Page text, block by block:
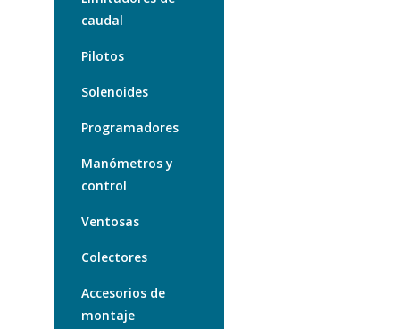
caudal
Pilotos
Solenoides
Programadores
Manómetros y
control
Ventosas
Colectores
Accesorios de
montaje